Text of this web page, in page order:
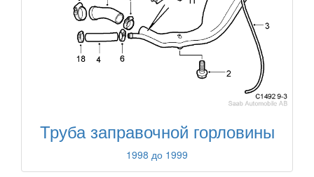
Труба заправочной горловины
1998 до 1999